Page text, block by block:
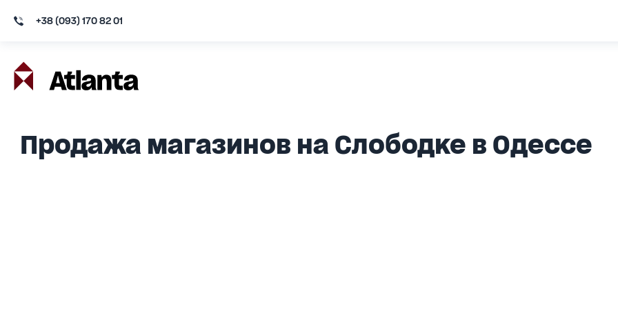
+38 (093) 170 82 01
Продажа магазинов на Слободке в Одессе